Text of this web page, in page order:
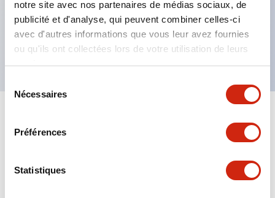
notre site avec nos partenaires de médias sociaux, de
publicité et d'analyse, qui peuvent combiner celles-ci
avec d'autres informations que vous leur avez fournies
ou qu'ils ont collectées lors de votre utilisation de leurs
services.
Nécessaires
Préférences
Statistiques
Structure de sécurité de 3e génération :
déclenchement à 2 actions, garde intégrée,
structure de protection des doigts IP20.
Tout développer+